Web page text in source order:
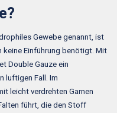
Gewebe genannt, ist
Einführung benötigt. Mit
Double Gauze ein
luftigen Fall. Im
leicht verdrehten Garnen
führt, die den Stoff